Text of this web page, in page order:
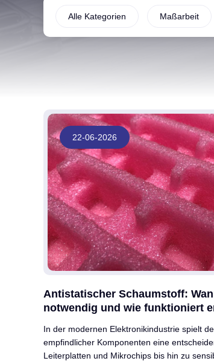
Alle Kategorien Maßarbeit
22-06-2026
Antistatischer Schaumstoff:
notwendig und wie funktioniert
In der modernen Elektronikindustrie spielt
empfindlicher Komponenten eine
Leiterplatten und Mikrochips bis hin zu